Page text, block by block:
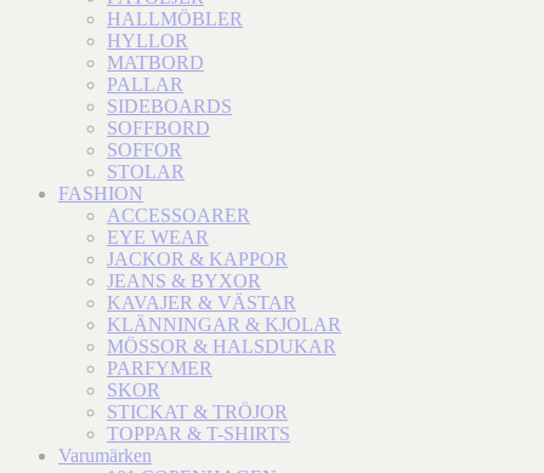
HALLMÖBLER
HYLLOR
MATBORD
PALLAR
SIDEBOARDS
SOFFBORD
SOFFOR
STOLAR
FASHION
ACCESSOARER
EYE WEAR
JACKOR & KAPPOR
JEANS & BYXOR
KAVAJER & VÄSTAR
KLÄNNINGAR & KJOLAR
MÖSSOR & HALSDUKAR
PARFYMER
SKOR
STICKAT & TRÖJOR
TOPPAR & T-SHIRTS
Varumärken